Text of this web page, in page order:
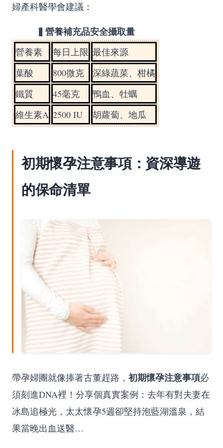
婦產科醫學會建議：
▍營養補充品安全攝取量
營養素 每日上限 最佳來源
葉酸
800微克
深綠蔬菜、柑橘
鐵質
45毫克
鴨血、牡蠣
維生素A 2500 IU 胡蘿蔔、地瓜
初期懷孕注意事項：資深導遊
的保命清單
帶孕婦團就像捧著古董趕路， 初期懷孕注意事項必
須刻進DNA裡！分享個真實案例：去年有對夫妻在
冰島追極光，太太懷孕5週卻堅持泡藍湖溫泉，結
果當晚出血送醫…